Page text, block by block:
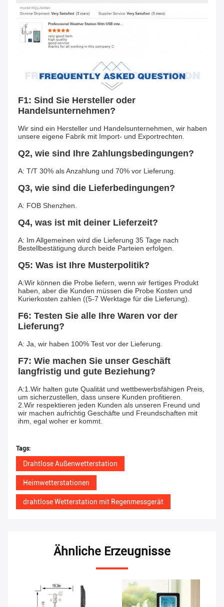
F1: Sind Sie Hersteller oder
Handelsunternehmen?
Wir sind ein Hersteller und Handelsunternehmen, wir haben
unsere eigene Fabrik mit Import- und Exportrechten.
Q2, wie sind Ihre Zahlungsbedingungen?
A: T/T 30% als Anzahlung und 70% vor Lieferung.
Q3, wie sind die Lieferbedingungen?
A: FOB Shenzhen.
Q4, was ist mit deiner Lieferzeit?
A: Im Allgemeinen wird die Lieferung 35 Tage nach
Bestellbestätigung durch beide Parteien erfolgen.
Q5: Was ist Ihre Musterpolitik?
A:Wir können die Probe liefern, wenn wir fertiges Produkt
haben, aber die Kunden müssen die Probe Kosten und
Kurierkosten zahlen ((5-7 Werktage für die Lieferung).
F6: Testen Sie alle Ihre Waren vor der
Lieferung?
A: Ja, wir haben 100% Test vor der Lieferung.
F7: Wie machen Sie unser Geschäft
langfristig und gute Beziehung?
A:1.Wir halten gute Qualität und wettbewerbsfähigen Preis,
um sicherzustellen, dass unsere Kunden profitieren.
2.Wir respektieren jeden Kunden als unseren Freund und
wir machen aufrichtig Geschäfte und Freundschaften mit
ihm, egal woher er kommt.
Tags:
Drahtlose Außenwetterstation
Heimwetterstationen
drahtlose Wetterstation mit Regenmessgerät
Ähnliche Erzeugnisse